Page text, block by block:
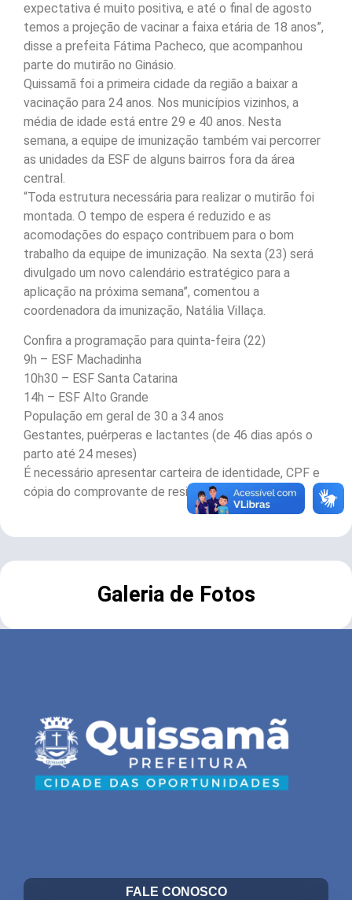
expectativa é muito positiva, e até o final de agosto
temos a projeção de vacinar a faixa etária de 18 anos”,
disse a prefeita Fátima Pacheco, que acompanhou
parte do mutirão no Ginásio.
Quissamã foi a primeira cidade da região a baixar a
vacinação para 24 anos. Nos municípios vizinhos, a
média de idade está entre 29 e 40 anos. Nesta
semana, a equipe de imunização também vai percorrer
as unidades da ESF de alguns bairros fora da área
central.
“Toda estrutura necessária para realizar o mutirão foi
montada. O tempo de espera é reduzido e as
acomodações do espaço contribuem para o bom
trabalho da equipe de imunização. Na sexta (23) será
divulgado um novo calendário estratégico para a
aplicação na próxima semana”, comentou a
coordenadora da imunização, Natália Villaça.
Confira a programação para quinta-feira (22)
9h – ESF Machadinha
10h30 – ESF Santa Catarina
14h – ESF Alto Grande
População em geral de 30 a 34 anos
Gestantes, puérperas e lactantes (de 46 dias após o
parto até 24 meses)
É necessário apresentar carteira de identidade, CPF e
cópia do comprovante de residência.
Galeria de Fotos
FALE CONOSCO